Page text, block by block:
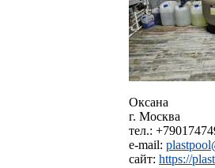
Оксана
г. Москва
тел.:
e-mail:
сайт: https://